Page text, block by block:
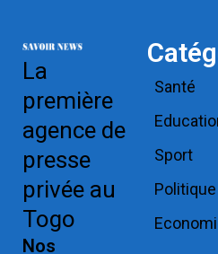
La
première
agence de
presse
privée au
Togo
Nos
Santé
Sport
Politique